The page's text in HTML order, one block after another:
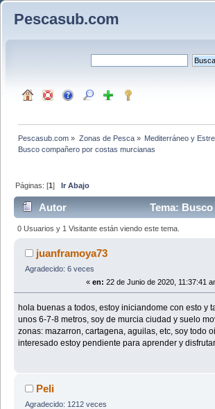
Pescasub.com
Pescasub.com » Zonas de Pesca» Mediterráneo y
Busco compañero por costas murcianas
Páginas: [1]Ir Abajo
Autor
Tema:
costas murcianas (Leído 8171 veces)
0 Usuarios y 1 Visitante están viendo este tema.
juanframoya73
Agradecido: 6 veces
« en: 22 de Junio de 2020, 11:37:41
hola buenas a todos, estoy iniciandome con esto y
unos 6-7-8 metros, soy de murcia ciudad y suelo
zonas: mazarron, cartagena, aguilas, etc, soy todo
interesado estoy pendiente para aprender y disfrutar.
Peli
Agradecido: 1212 veces